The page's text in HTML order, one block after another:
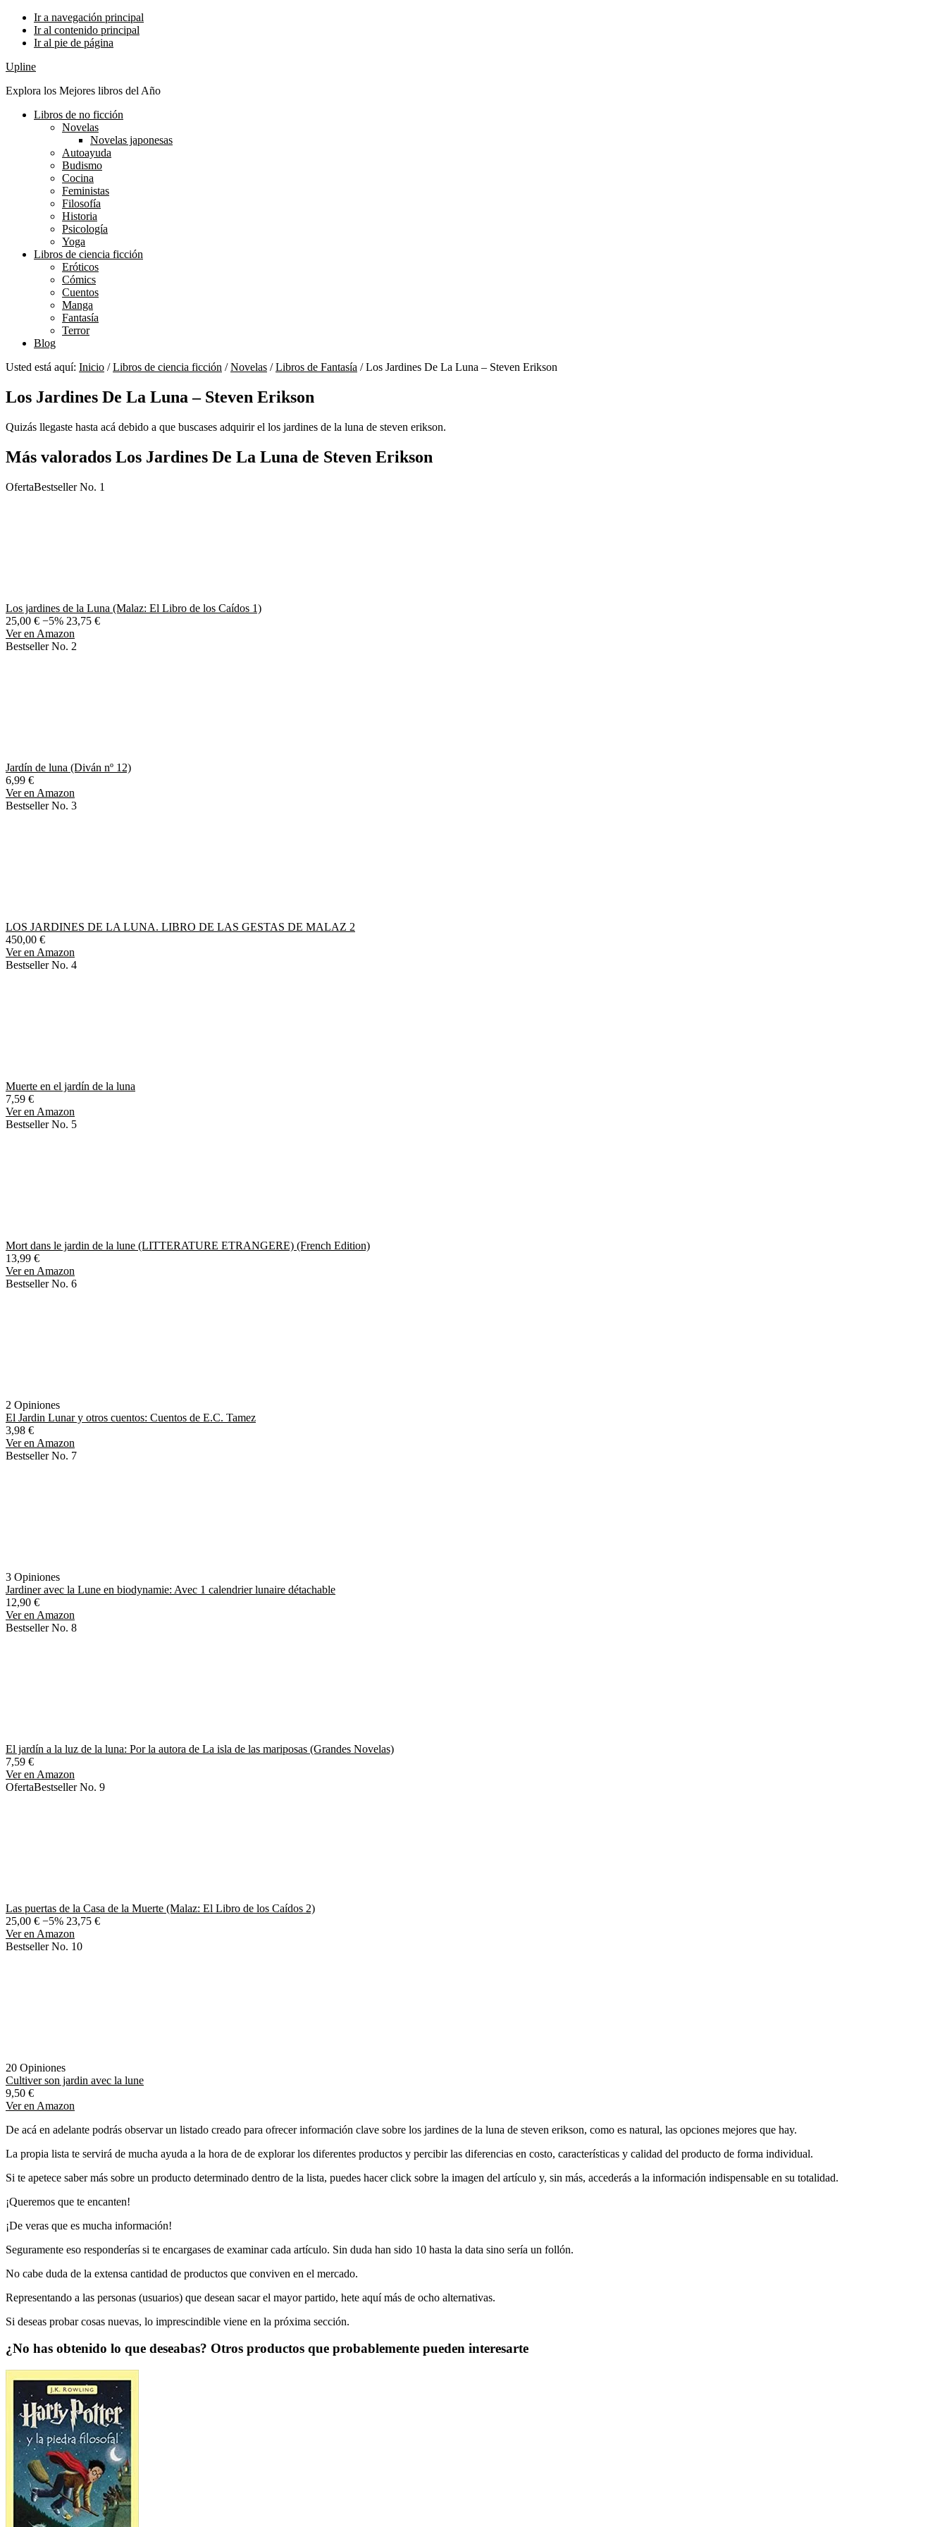
Ir a navegación principal
Ir al contenido principal
Ir al pie de página
Upline
Explora los Mejores libros del Año
Libros de no ficción
Novelas
Novelas japonesas
Autoayuda
Budismo
Cocina
Feministas
Filosofía
Historia
Psicología
Yoga
Libros de ciencia ficción
Eróticos
Cómics
Cuentos
Manga
Fantasía
Terror
Blog
Usted está aquí: Inicio / Libros de ciencia ficción / Novelas / Libros de Fantasía /Los Jardines De La Luna – Steven Erikson
Los Jardines De La Luna – Steven Erikson
Quizás llegaste hasta acá debido a que buscases adquirir el los jardines de la luna de steven erikson.
Más valorados Los Jardines De La Luna de Steven Erikson
OfertaBestseller No. 1
Los jardines de la Luna (Malaz: El Libro de los Caídos 1)
25,00 € −5% 23,75 €
Ver en Amazon
Bestseller No. 2
Jardín de luna (Diván nº 12)
6,99 €
Ver en Amazon
Bestseller No. 3
LOS JARDINES DE LA LUNA. LIBRO DE LAS GESTAS DE MALAZ 2
450,00 €
Ver en Amazon
Bestseller No. 4
Muerte en el jardín de la luna
7,59 €
Ver en Amazon
Bestseller No. 5
Mort dans le jardin de la lune (LITTERATURE ETRANGERE) (French Edition)
13,99 €
Ver en Amazon
Bestseller No. 6
2 Opiniones
El Jardin Lunar y otros cuentos: Cuentos de E.C. Tamez
3,98 €
Ver en Amazon
Bestseller No. 7
3 Opiniones
Jardiner avec la Lune en biodynamie: Avec 1 calendrier lunaire détachable
12,90 €
Ver en Amazon
Bestseller No. 8
El jardín a la luz de la luna: Por la autora de La isla de las mariposas (Grandes Novelas)
7,59 €
Ver en Amazon
OfertaBestseller No. 9
Las puertas de la Casa de la Muerte (Malaz: El Libro de los Caídos 2)
25,00 € −5% 23,75 €
Ver en Amazon
Bestseller No. 10
20 Opiniones
Cultiver son jardin avec la lune
9,50 €
Ver en Amazon
De acá en adelante podrás observar un listado creado para ofrecer información clave sobre los jardines de la luna de steven erikson, como es natural, las opciones mejores que hay.
La propia lista te servirá de mucha ayuda a la hora de de explorar los diferentes productos y percibir las diferencias en costo, características y calidad del producto de forma individual.
Si te apetece saber más sobre un producto determinado dentro de la lista, puedes hacer click sobre la imagen del artículo y, sin más, accederás a la información indispensable en su totalidad.
¡Queremos que te encanten!
¡De veras que es mucha información!
Seguramente eso responderías si te encargases de examinar cada artículo. Sin duda han sido 10 hasta la data sino sería un follón.
No cabe duda de la extensa cantidad de productos que conviven en el mercado.
Representando a las personas (usuarios) que desean sacar el mayor partido, hete aquí más de ocho alternativas.
Si deseas probar cosas nuevas, lo imprescindible viene en la próxima sección.
¿No has obtenido lo que deseabas? Otros productos que probablemente pueden interesarte